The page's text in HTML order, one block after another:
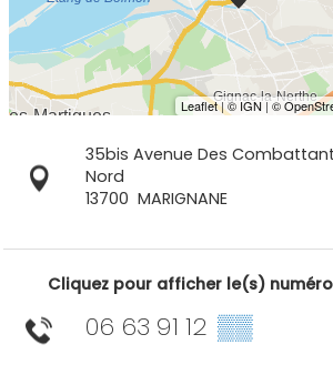
35bis Avenue Des
Nord
13700 MARIGNANE
Cliquez pour afficher le(s)
06 63 91 12 ▒▒